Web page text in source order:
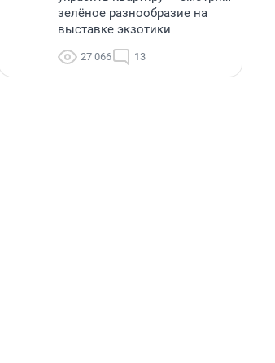
зелёное разнообразие на
выставке экзотики
27 066 13